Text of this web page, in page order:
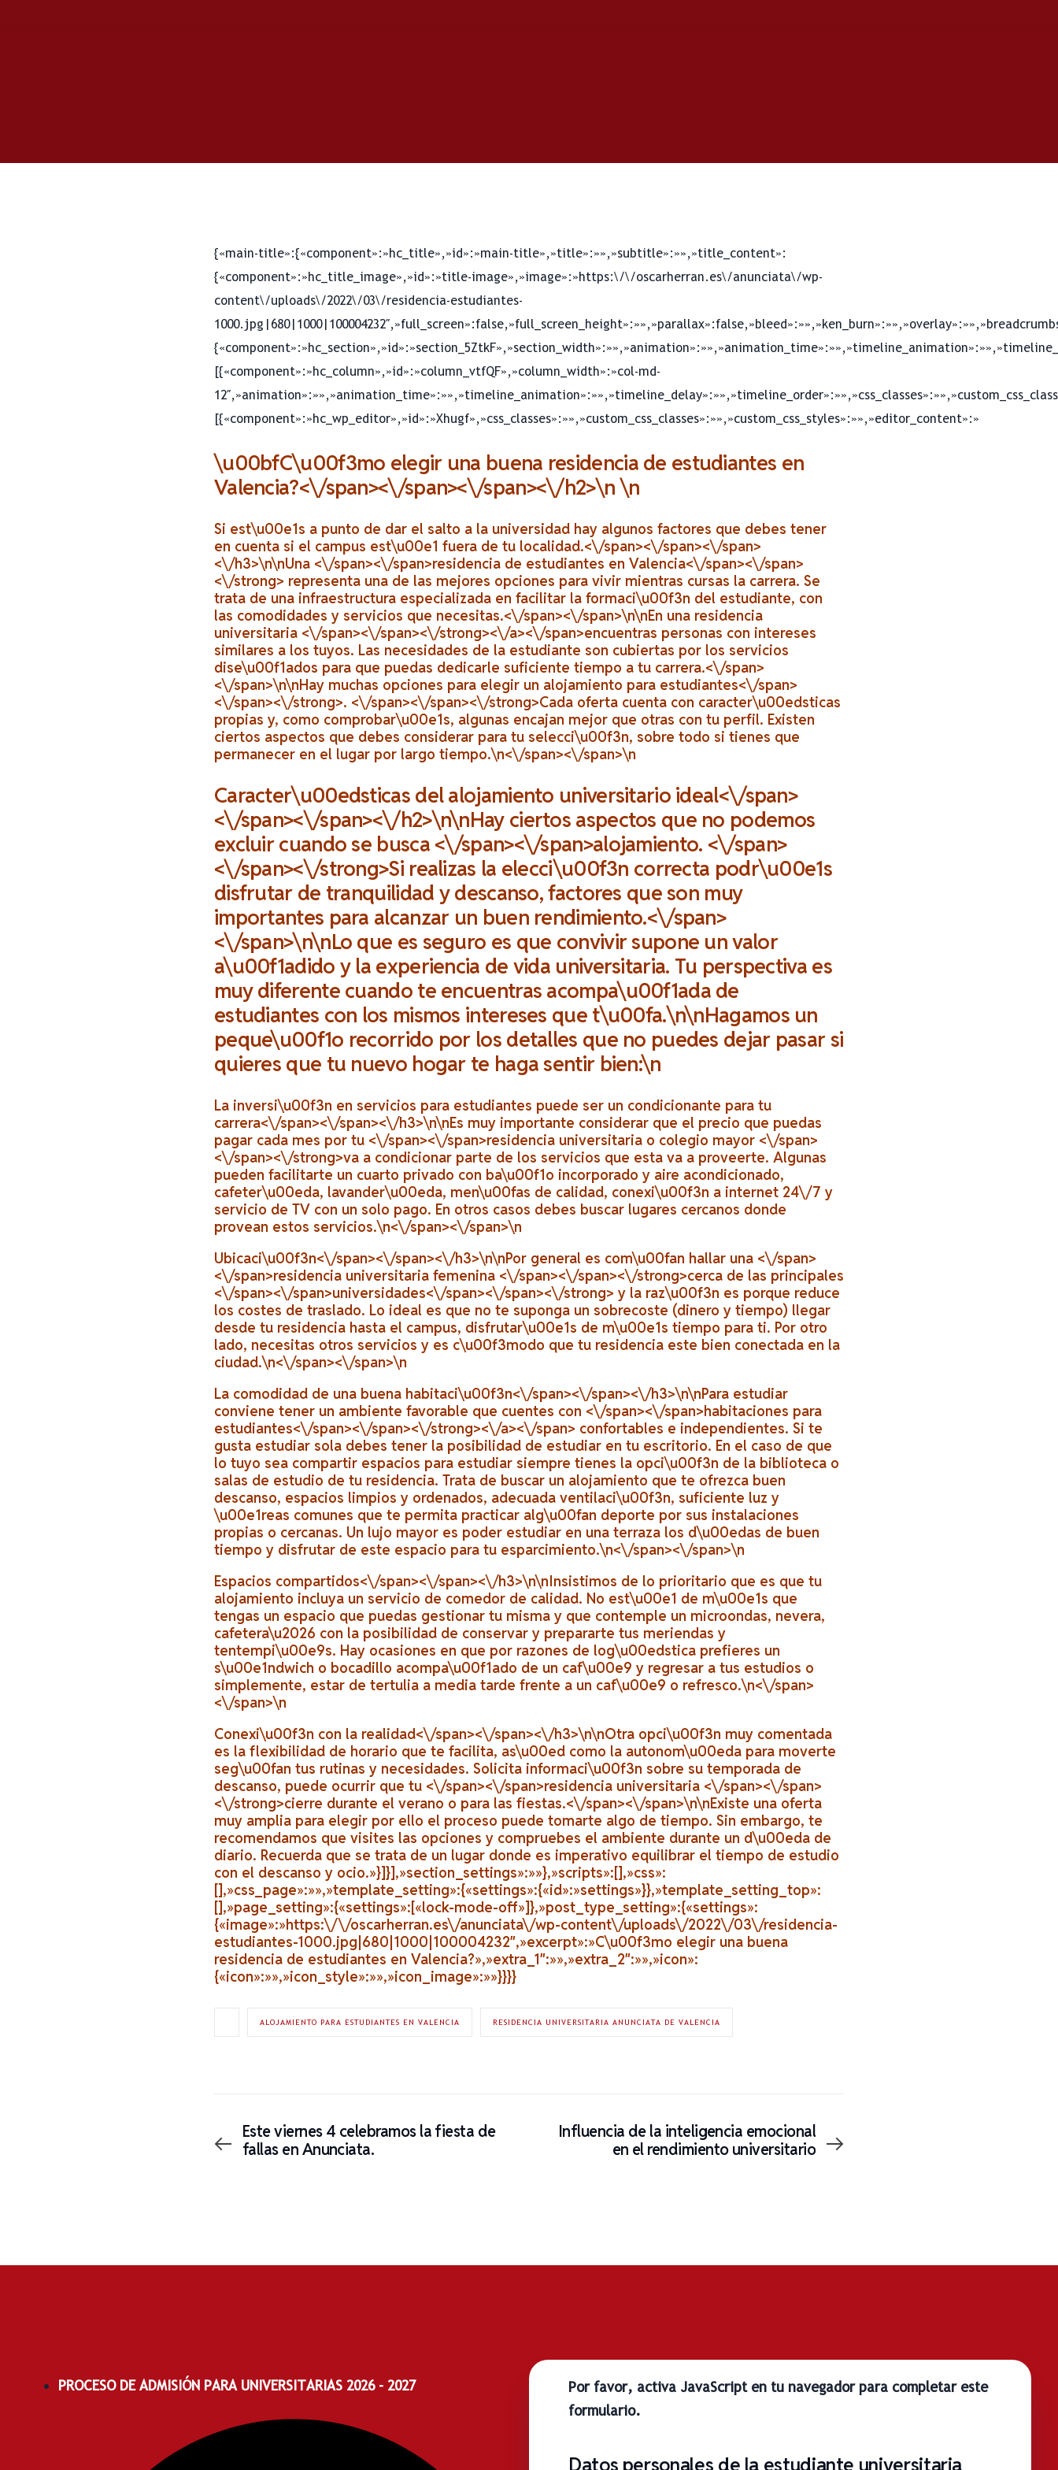
{«main-title»:{«component»:»hc_title»,»id»:»main-title»,»title»:»»,»subtitle»:»»,»title_content»:
{«component»:»hc_title_image»,»id»:»title-image»,»image»:»https:\/\/oscarherran.es\/anunciata\/wp-
content\/uploads\/2022\/03\/residencia-estudiantes-
[{«component»:»hc_column»,»id»:»column_vtfQF»,»column_width»:»col-md-
[{«component»:»hc_wp_editor»,»id»:»Xhugf»,»css_classes»:»»,»custom_css_classes»:»»,»custom_css_styles»:»»,»editor_content»:»
\u00bfC\u00f3mo elegir una buena residencia de estudiantes en
Valencia?<\/span><\/span><\/span><\/h2>\n \n
Si est\u00e1s a punto de dar el salto a la universidad hay algunos factores que debes tener
en cuenta si el campus est\u00e1 fuera de tu localidad.<\/span><\/span><\/span>
<\/h3>\n\nUna <\/span><\/span>residencia de estudiantes en Valencia<\/span><\/span>
<\/strong> representa una de las mejores opciones para vivir mientras cursas la carrera. Se
trata de una infraestructura especializada en facilitar la formaci\u00f3n del estudiante, con
las comodidades y servicios que necesitas.<\/span><\/span>\n\nEn una residencia
universitaria <\/span><\/span><\/strong><\/a><\/span>encuentras personas con intereses
similares a los tuyos. Las necesidades de la estudiante son cubiertas por los servicios
dise\u00f1ados para que puedas dedicarle suficiente tiempo a tu carrera.<\/span>
<\/span>\n\nHay muchas opciones para elegir un alojamiento para estudiantes<\/span>
<\/span><\/strong>. <\/span><\/span><\/strong>Cada oferta cuenta con caracter\u00edsticas
propias y, como comprobar\u00e1s, algunas encajan mejor que otras con tu perfil. Existen
ciertos aspectos que debes considerar para tu selecci\u00f3n, sobre todo si tienes que
permanecer en el lugar por largo tiempo.\n<\/span><\/span>\n
Caracter\u00edsticas del alojamiento universitario ideal<\/span>
<\/span><\/span><\/h2>\n\nHay ciertos aspectos que no podemos
excluir cuando se busca <\/span><\/span>alojamiento. <\/span>
<\/span><\/strong>Si realizas la elecci\u00f3n correcta podr\u00e1s
disfrutar de tranquilidad y descanso, factores que son muy
importantes para alcanzar un buen rendimiento.<\/span>
<\/span>\n\nLo que es seguro es que convivir supone un valor
a\u00f1adido y la experiencia de vida universitaria. Tu perspectiva es
muy diferente cuando te encuentras acompa\u00f1ada de
estudiantes con los mismos intereses que t\u00fa.\n\nHagamos un
peque\u00f1o recorrido por los detalles que no puedes dejar pasar si
quieres que tu nuevo hogar te haga sentir bien:\n
La inversi\u00f3n en servicios para estudiantes puede ser un condicionante para tu
carrera<\/span><\/span><\/h3>\n\nEs muy importante considerar que el precio que puedas
pagar cada mes por tu <\/span><\/span>residencia universitaria o colegio mayor <\/span>
<\/span><\/strong>va a condicionar parte de los servicios que esta va a proveerte. Algunas
pueden facilitarte un cuarto privado con ba\u00f1o incorporado y aire acondicionado,
cafeter\u00eda, lavander\u00eda, men\u00fas de calidad, conexi\u00f3n a internet 24\/7 y
servicio de TV con un solo pago. En otros casos debes buscar lugares cercanos donde
provean estos servicios.\n<\/span><\/span>\n
Ubicaci\u00f3n<\/span><\/span><\/h3>\n\nPor general es com\u00fan hallar una <\/span>
<\/span>residencia universitaria femenina <\/span><\/span><\/strong>cerca de las principales
<\/span><\/span>universidades<\/span><\/span><\/strong> y la raz\u00f3n es porque reduce
los costes de traslado. Lo ideal es que no te suponga un sobrecoste (dinero y tiempo) llegar
desde tu residencia hasta el campus, disfrutar\u00e1s de m\u00e1s tiempo para ti. Por otro
lado, necesitas otros servicios y es c\u00f3modo que tu residencia este bien conectada en la
ciudad.\n<\/span><\/span>\n
La comodidad de una buena habitaci\u00f3n<\/span><\/span><\/h3>\n\nPara estudiar
conviene tener un ambiente favorable que cuentes con <\/span><\/span>habitaciones para
estudiantes<\/span><\/span><\/strong><\/a><\/span> confortables e independientes. Si te
gusta estudiar sola debes tener la posibilidad de estudiar en tu escritorio. En el caso de que
lo tuyo sea compartir espacios para estudiar siempre tienes la opci\u00f3n de la biblioteca o
salas de estudio de tu residencia. Trata de buscar un alojamiento que te ofrezca buen
descanso, espacios limpios y ordenados, adecuada ventilaci\u00f3n, suficiente luz y
\u00e1reas comunes que te permita practicar alg\u00fan deporte por sus instalaciones
propias o cercanas. Un lujo mayor es poder estudiar en una terraza los d\u00edas de buen
tiempo y disfrutar de este espacio para tu esparcimiento.\n<\/span><\/span>\n
Espacios compartidos<\/span><\/span><\/h3>\n\nInsistimos de lo prioritario que es que tu
alojamiento incluya un servicio de comedor de calidad. No est\u00e1 de m\u00e1s que
tengas un espacio que puedas gestionar tu misma y que contemple un microondas, nevera,
cafetera\u2026 con la posibilidad de conservar y prepararte tus meriendas y
tentempi\u00e9s. Hay ocasiones en que por razones de log\u00edstica prefieres un
s\u00e1ndwich o bocadillo acompa\u00f1ado de un caf\u00e9 y regresar a tus estudios o
simplemente, estar de tertulia a media tarde frente a un caf\u00e9 o refresco.\n<\/span>
<\/span>\n
Conexi\u00f3n con la realidad<\/span><\/span><\/h3>\n\nOtra opci\u00f3n muy comentada
es la flexibilidad de horario que te facilita, as\u00ed como la autonom\u00eda para moverte
seg\u00fan tus rutinas y necesidades. Solicita informaci\u00f3n sobre su temporada de
descanso, puede ocurrir que tu <\/span><\/span>residencia universitaria <\/span><\/span>
<\/strong>cierre durante el verano o para las fiestas.<\/span><\/span>\n\nExiste una oferta
muy amplia para elegir por ello el proceso puede tomarte algo de tiempo. Sin embargo, te
recomendamos que visites las opciones y compruebes el ambiente durante un d\u00eda de
diario. Recuerda que se trata de un lugar donde es imperativo equilibrar el tiempo de estudio
con el descanso y ocio.»}]}],»section_settings»:»»},»scripts»:[],»css»:
[],»css_page»:»»,»template_setting»:{«settings»:{«id»:»settings»}},»template_setting_top»:
[],»page_setting»:{«settings»:[«lock-mode-off»]},»post_type_setting»:{«settings»:
{«image»:»https:\/\/oscarherran.es\/anunciata\/wp-content\/uploads\/2022\/03\/residencia-
estudiantes-1000.jpg|680|1000|100004232″,»excerpt»:»C\u00f3mo elegir una buena
residencia de estudiantes en Valencia?»,»extra_1″:»»,»extra_2″:»»,»icon»:
{«icon»:»»,»icon_style»:»»,»icon_image»:»»}}}}
ALOJAMIENTO PARA ESTUDIANTES EN VALENCIA RESIDENCIA UNIVERSITARIA ANUNCIATA DE VALENCIA
Este viernes 4 celebramos la fiesta de
fallas en Anunciata.
Influencia de la inteligencia emocional
en el rendimiento universitario
PROCESO DE ADMISIÓN PARA UNIVERSITARIAS 2026 - 2027
Por favor, activa JavaScript en tu navegador para completar este
formulario.
media
Datos personales de la estudiante universitaria